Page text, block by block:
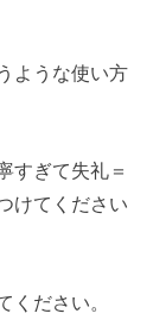
ような使い方
すぎて失礼＝
けてください
ください。